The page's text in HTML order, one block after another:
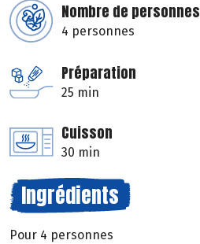
Nombre de personnes
4 personnes
Préparation
25 min
Cuisson
30 min
Ingrédients
Pour 4 personnes